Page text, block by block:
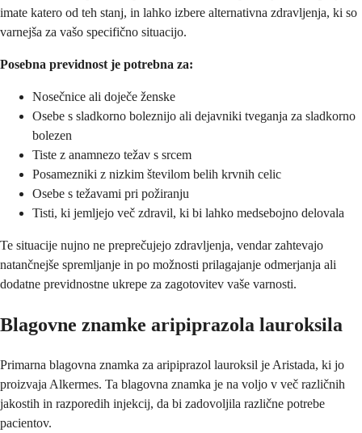
imate katero od teh stanj, in lahko izbere alternativna zdravljenja, ki so
varnejša za vašo specifično situacijo.
Posebna previdnost je potrebna za:
Nosečnice ali doječe ženske
Osebe s sladkorno boleznijo ali dejavniki tveganja za sladkorno
bolezen
Tiste z anamnezo težav s srcem
Posamezniki z nizkim številom belih krvnih celic
Osebe s težavami pri požiranju
Tisti, ki jemljejo več zdravil, ki bi lahko medsebojno delovala
Te situacije nujno ne preprečujejo zdravljenja, vendar zahtevajo
natančnejše spremljanje in po možnosti prilagajanje odmerjanja ali
dodatne previdnostne ukrepe za zagotovitev vaše varnosti.
Blagovne znamke aripiprazola lauroksila
Primarna blagovna znamka za aripiprazol lauroksil je Aristada, ki jo
proizvaja Alkermes. Ta blagovna znamka je na voljo v več različnih
jakostih in razporedih injekcij, da bi zadovoljila različne potrebe
pacientov.